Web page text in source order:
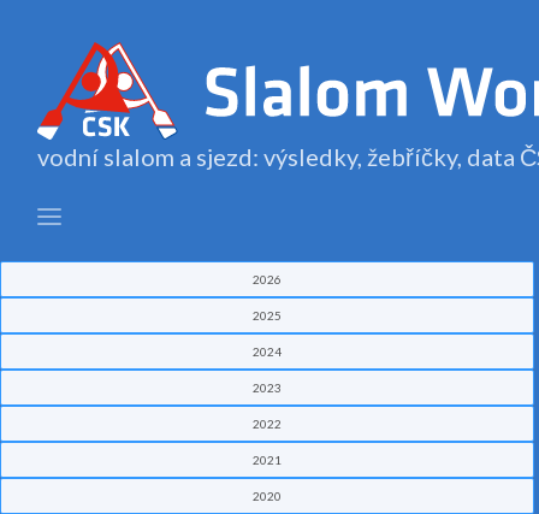
vodní slalom a sjezd: výsledky, žebříčky, data
2026
2025
2024
2023
2022
2021
2020